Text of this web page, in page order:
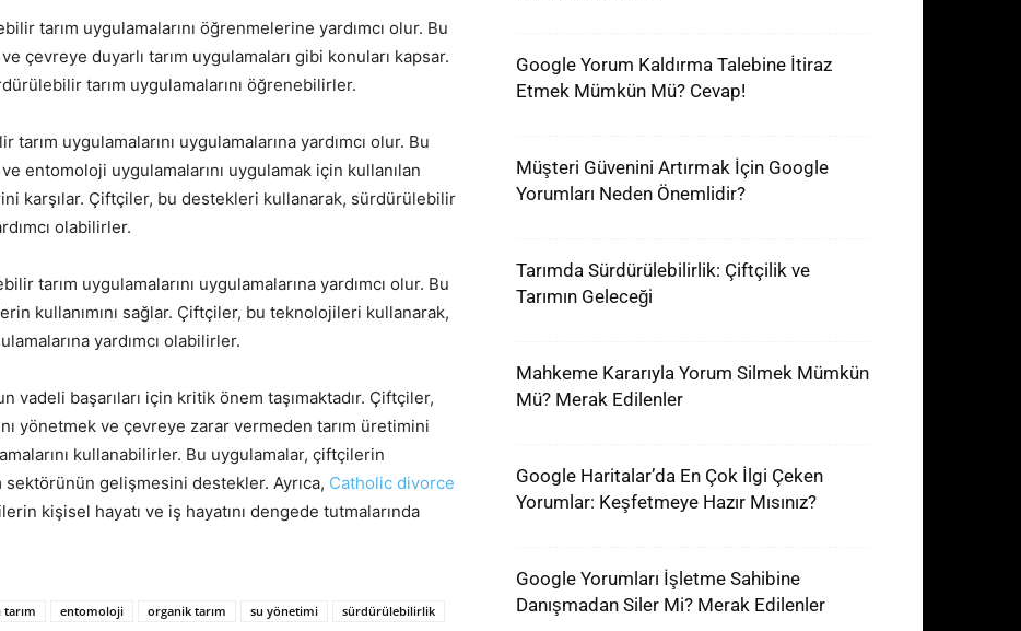
tarım uygulamalarını öğrenmelerine yardımcı olur. Bu
çevreye duyarlı tarım uygulamaları gibi konuları kapsar.
tarım uygulamalarını öğrenebilirler.
uygulamalarını uygulamalarına yardımcı olur. Bu
entomoloji uygulamalarını uygulamak için kullanılan
karşılar. Çiftçiler, bu destekleri kullanarak, sürdürülebilir
olabilirler.
tarım uygulamalarını uygulamalarına yardımcı olur. Bu
kullanımını sağlar. Çiftçiler, bu teknolojileri kullanarak,
yardımcı olabilirler.
başarıları için kritik önem taşımaktadır. Çiftçiler,
yönetmek ve çevreye zarar vermeden tarım üretimini
kullanabilirler. Bu uygulamalar, çiftçilerin
sektörünün gelişmesini destekler. Ayrıca, Catholic divorce
kişisel hayatı ve iş hayatını dengede tutmalarında
tarım entomoloji organik tarım su yönetimi
sürdürülebilirlik
Google Yorum Kaldırma Talebine İtiraz
Etmek Mümkün Mü? Cevap!
Müşteri Güvenini Artırmak İçin Google
Yorumları Neden Önemlidir?
Tarımda Sürdürülebilirlik: Çiftçilik ve
Tarımın Geleceği
Mahkeme Kararıyla Yorum Silmek Mümkün
Mü? Merak Edilenler
Google Haritalar’da En Çok İlgi Çeken
Yorumlar: Keşfetmeye Hazır Mısınız?
Google Yorumları İşletme Sahibine
Danışmadan Siler Mi? Merak Edilenler